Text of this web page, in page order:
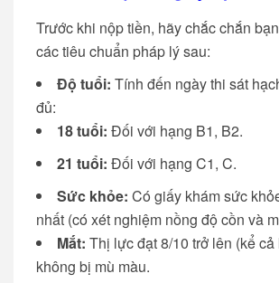
Trước khi nộp tiền, hãy chắc chắn
các tiêu chuẩn pháp lý sau:
Độ tuổi: Tính đến ngày thi sát
đủ:
18 tuổi: Đối với hạng B1, B2.
21 tuổi: Đối với hạng C1, C.
Sức khỏe: Có giấy khám sức
nhất (có xét nghiệm nồng độ cồn và
Mắt: Thị lực đạt 8/10 trở lên (kể
không bị mù màu.